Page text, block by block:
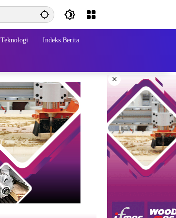
Teknologi Indeks Berita
×